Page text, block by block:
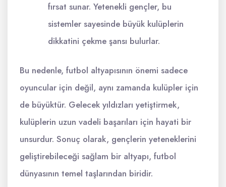
fırsat sunar. Yetenekli gençler, bu
sistemler sayesinde büyük kulüplerin
dikkatini çekme şansı bulurlar.
Bu nedenle, futbol altyapısının önemi sadece
oyuncular için değil, aynı zamanda kulüpler için
de büyüktür. Gelecek yıldızları yetiştirmek,
kulüplerin uzun vadeli başarıları için hayati bir
unsurdur. Sonuç olarak, gençlerin yeteneklerini
geliştirebileceği sağlam bir altyapı, futbol
dünyasının temel taşlarından biridir.